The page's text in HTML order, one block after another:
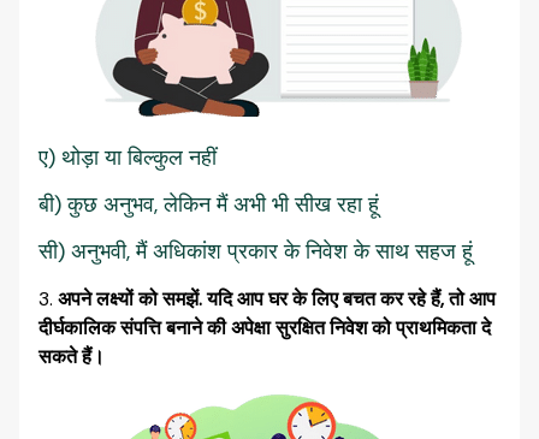
ए) थोड़ा या बिल्कुल नहीं
बी) कुछ अनुभव, लेकिन मैं अभी भी सीख रहा हूं
सी) अनुभवी, मैं अधिकांश प्रकार के निवेश के साथ सहज हूं
अपने लक्ष्यों को समझें. यदि आप घर के लिए बचत कर रहे हैं, तो आप
दीर्घकालिक संपत्ति बनाने की अपेक्षा सुरक्षित निवेश को प्राथमिकता दे
सकते हैं।